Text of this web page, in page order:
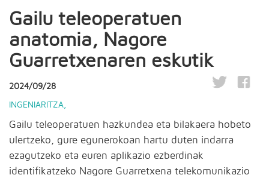
Gailu teleoperatuen
anatomia, Nagore
Guarretxenaren eskutik
2024/09/28
INGENIARITZA
Gailu teleoperatuen hazkundea eta bilakaera hobeto
ulertzeko, gure egunerokoan hartu duten indarra
ezagutzeko eta euren aplikazio ezberdinak
identifikatzeko Nagore Guarretxena telekomunikazio